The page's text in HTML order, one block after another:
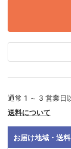
通常 1 ～ 3 営業日
送料について
お届け地域・送